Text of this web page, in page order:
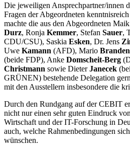
Die jeweiligen Ansprechpartner/innen
Fragen der Abgeordneten
machte die aus den Abgeordneten Maik
Durz, Ronja Kemmer, Stefan Sauer,
CDU/CSU), Saskia Esken, Dr. Jens
Uwe Kamann (AFD), Mario
(beide FDP), Anke Domscheit-Berg
Christmann sowie DieterJanecek
GRÜNEN) bestehende Delegation
mit den Ausstellern insbesondere die
Durch den Rundgang auf der CEBIT
nicht nur einen sehr guten Eindruck
Wirtschaft und der IT-Forschung in
auch, welche Rahmenbedingungen
wünschen.